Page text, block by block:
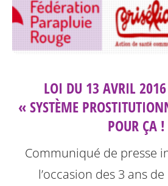
LOI DU 13 AVRIL 2016
« SYSTÈME
POUR ÇA !
Communiqué de presse
l’occasion des 3 ans